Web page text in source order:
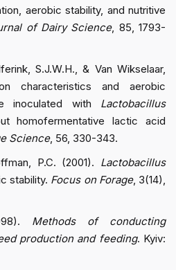
aerobic stability, and nutritive
of Dairy Science, 85, 1793-
S.J.W.H., & Van Wikselaar,
characteristics and aerobic
inoculated with Lactobacillus
homofermentative lactic acid
Science, 56, 330-343.
P.C. (2001). Lactobacillus
stability. Focus on Forage, 3(14),
Methods of conducting
production and feeding. Kyiv: